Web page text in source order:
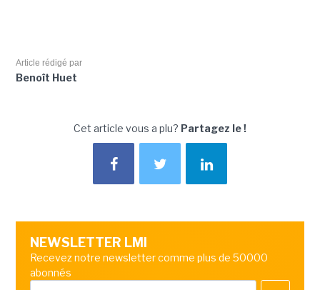
Article rédigé par
Benoît Huet
Cet article vous a plu? Partagez le !
NEWSLETTER LMI
Recevez notre newsletter comme plus de 50000
abonnés